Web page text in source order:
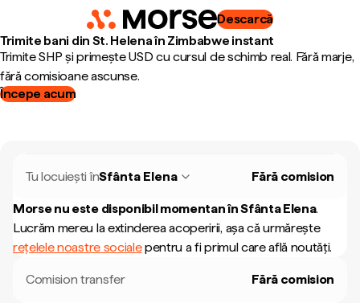
Descarcă
Trimite bani din St. Helena în Zimbabwe instant
Trimite SHP și primește USD cu cursul de schimb real. Fără marje,
fără comisioane ascunse.
Începe acum
Tu locuiești înSfânta Elena Fără comision
Morse nu este disponibil momentan înSfânta Elena.
Lucrăm mereu la extinderea acoperirii, așa că urmărește
rețelele noastre socialepentru a fi primul care află noutăți.
Comision transfer Fără comision